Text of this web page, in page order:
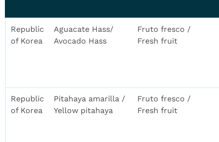
Republic
of Korea
Aguacate Hass/
Avocado Hass
Fruto fresco /
Fresh fruit
Republic
of Korea
Pitahaya amarilla /
Yellow pitahaya
Fruto fresco /
Fresh fruit